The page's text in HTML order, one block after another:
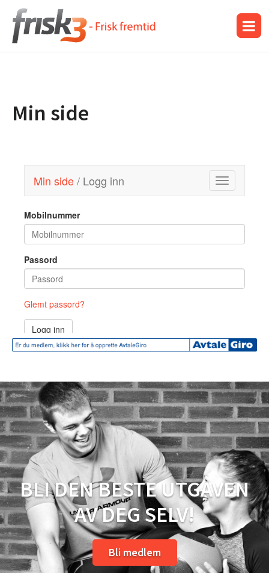
Min side
BLI DEN BESTE UTGAVEN
AV DEG SELV!
Bli medlem